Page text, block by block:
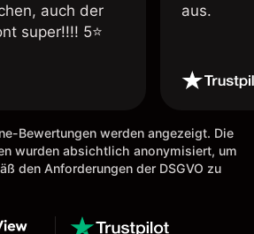
auch der
super!!!! 5⭐️
aus.
Bewertungen werden angezeigt. Die
wurden absichtlich anonymisiert, um
den Anforderungen der DSGVO zu